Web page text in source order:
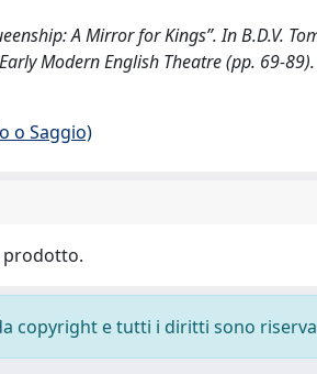
A Mirror for Kings”. In B.D.V.
Modern English Theatre (pp. 69-
o Saggio)
prodotto.
copyright e tutti i diritti sono